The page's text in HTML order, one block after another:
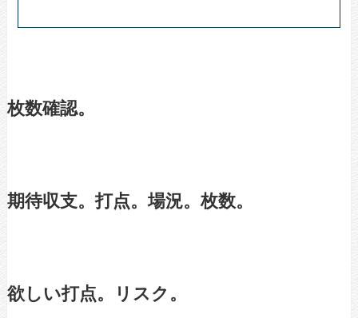
枚数確認。
期待収支。打点。場況。枚数。
欲しい打点。リスク。